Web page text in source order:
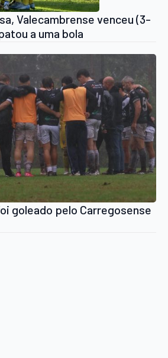
Valecambrense venceu (3-
a uma bola
goleado pelo Carregosense